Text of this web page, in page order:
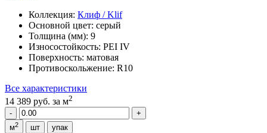
Коллекция: Клиф / Klif
Основной цвет: серый
Толщина (мм): 9
Износостойкость: PEI IV
Поверхность: матовая
Противоскольжение: R10
Все характеристики
14 389 руб. за м2
м2 шт упак